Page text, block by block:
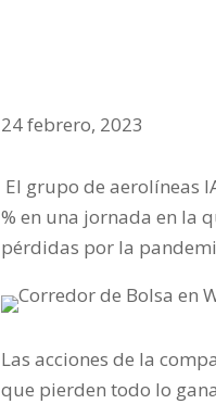
24 febrero, 2023
El grupo de aerolíneas
% en una jornada en la
pérdidas por la
Las acciones de la
que pierden todo lo